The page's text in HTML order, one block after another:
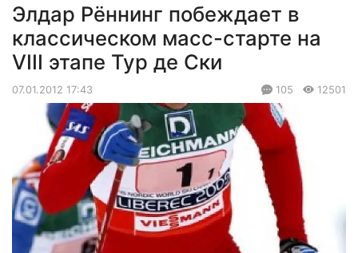
Элдар Рённинг побеждает в
классическом масс-старте на
VIII этапе Тур де Ски
07.01.2012 17:43 105 12501